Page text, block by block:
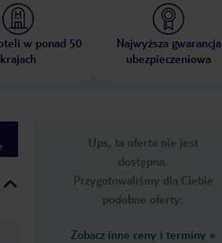
w ponad 50
krajach
Najwyższa gwarancja
ubezpieczeniowa
Ups, ta oferta nie jest
dostępna.
Przygotowaliśmy dla Ciebie
podobne oferty:
Zobacz inne ceny i terminy »